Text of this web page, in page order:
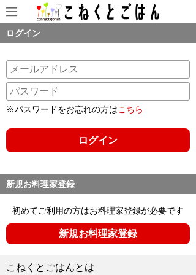
ログイン
※パスワードをお忘れの方はこちら
新規お料理家登録
初めてご利用の方はお料理家登録が必要です
新規お料理家登録
こねくとごはんとは